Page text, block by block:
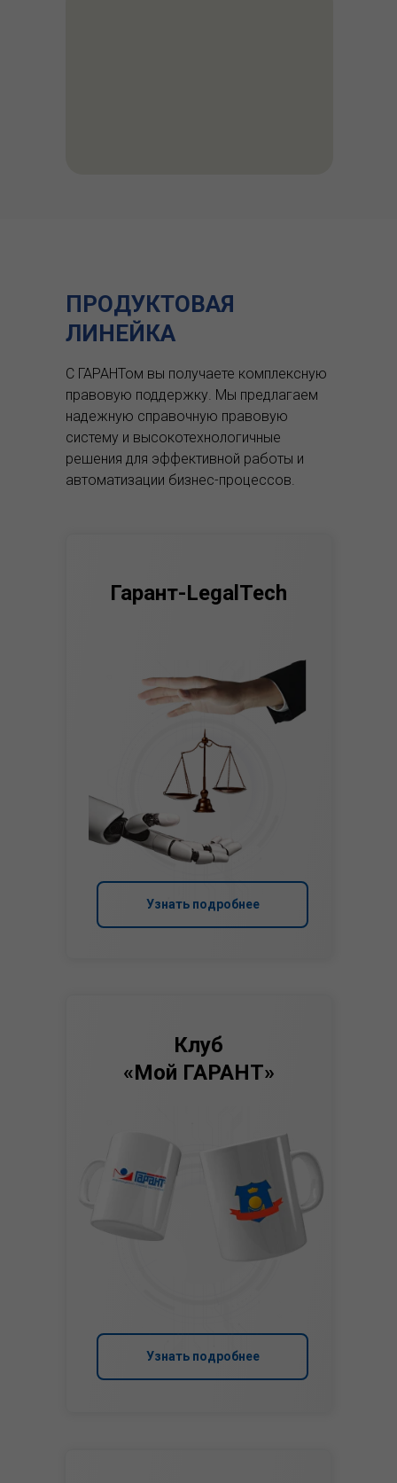
ПРОДУКТОВАЯ
ЛИНЕЙКА
С ГАРАНТом вы получаете комплексную
правовую поддержку. Мы предлагаем
надежную справочную правовую
систему и высокотехнологичные
решения для эффективной работы и
автоматизации бизнес-процессов.
Узнать подробнее
Клуб
«Мой ГАРАНТ»
Узнать подробнее
Гарант-LegalTech